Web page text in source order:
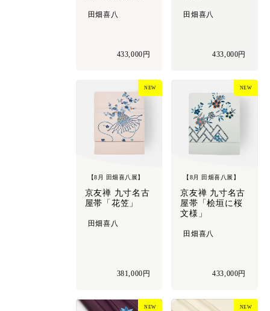
田畑喜八
433,000円
田畑喜八
433,000円
【8月 田畑喜八展】
京友禅 九寸名古
屋帯「花笠」
田畑喜八
381,000円
NEW
【8月 田畑喜八展】
京友禅 九寸名古
屋帯「桧垣に桜
文様」
田畑喜八
433,000円
NEW
NEW NEW